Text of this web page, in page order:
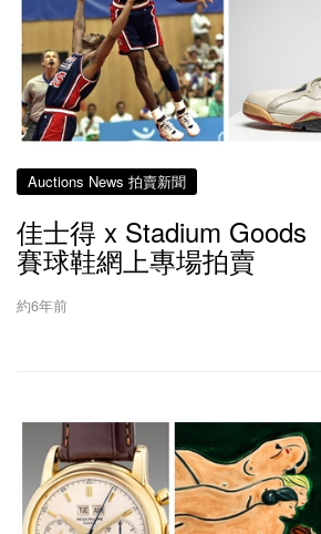
Auctions News 拍賣新聞
佳士得 x Stadium
賽球鞋網上專場拍賣
約6年前